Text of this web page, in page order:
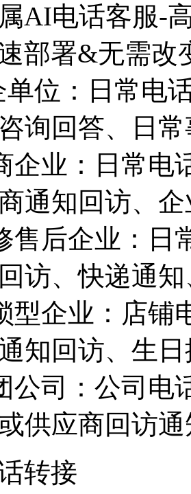
AI电话客服-
部署&无需改
单位：日常电
询回答、日
企业：日常电
通知回访、
售后企业：日
访、快递通
型企业：店铺
知回访、生
公司：公司电
供应商回访
转接